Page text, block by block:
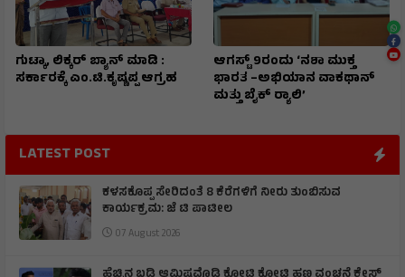
ಗುಟ್ಕಾ, ಲಿಕ್ಕರ್ ಬ್ಯಾನ್ ಮಾಡಿ :
ಸರ್ಕಾರಕ್ಕೆ ಎಂ.ಟಿ.ಕೃಷ್ಣಪ್ಪ ಆಗ್ರಹ
ಆಗಸ್ಟ್ 9ರಂದು ‘ನಶಾ ಮುಕ್ತ
ಭಾರತ –ಅಭಿಯಾನ ವಾಕಥಾನ್
ಮತ್ತು ಬೈಕ್ ರ‍್ಯಾಲಿ’
LATEST POST
ಕಳಸಕೊಪ್ಪ ಸೇರಿದಂತೆ 8 ಕೆರೆಗಳಿಗೆ ನೀರು ತುಂಬಿಸುವ
ಕಾರ್ಯಕ್ರಮ: ಜೆ ಟಿ ಪಾಟೀಲ
07 August 2026